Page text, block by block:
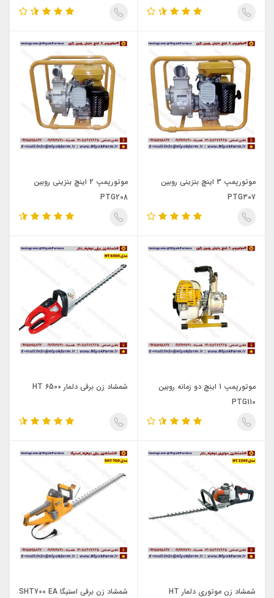
موتورپمپ 3 اینچ بنزینی روبین
PTG307
موتورپمپ 2 اینچ بنزینی روبین
PTG208
موتورپمپ 1 اینچ دو زمانه روبین
PTG110
شمشاد زن برقی دلمار HT 6500
شمشاد زن موتوری دلمار HT
شمشاد زن برقی استیگا SHT700 EA